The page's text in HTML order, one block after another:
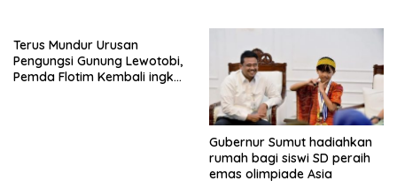
Terus Mundur Urusan
Pengungsi Gunung Lewotobi,
Pemda Flotim Kembali ingkar
Gubernur Sumut hadiahkan
rumah bagi siswi SD peraih
emas olimpiade Asia